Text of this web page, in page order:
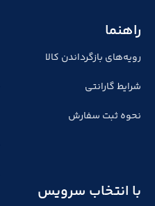
راهنما
رویه‌های بازگرداندن کالا
شرایط گارانتی
نحوه ثبت سفارش
با انتخاب سرویس